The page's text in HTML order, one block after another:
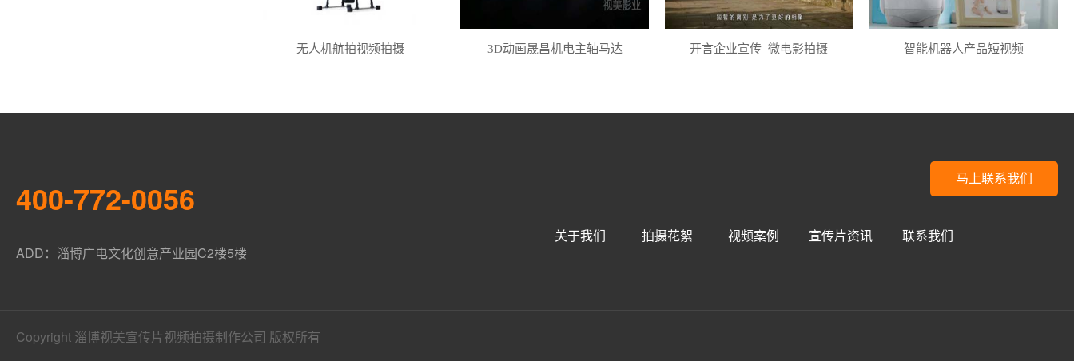
无人机航拍视频拍摄 3D动画晟昌机电主轴马达 开言企业宣传_微电影拍摄 智能机器人产品短视频
400-772-0056
ADD：淄博广电文化创意产业园C2楼5楼
马上联系我们
关于我们 拍摄花絮 视频案例 宣传片资讯 联系我们
Copyright 淄博视美宣传片视频拍摄制作公司 版权所有